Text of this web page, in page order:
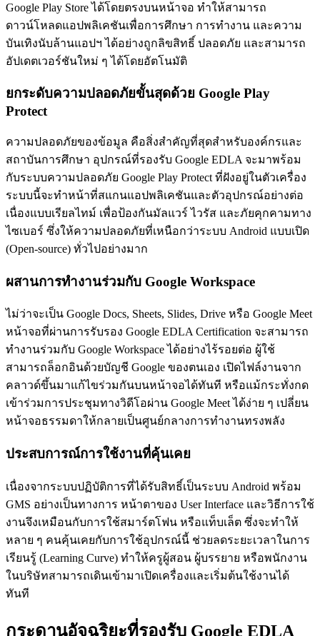
Google Play Store ได้โดยตรงบนหน้าจอ ทำให้สามารถ
ดาวน์โหลดแอปพลิเคชันเพื่อการศึกษา การทำงาน และความ
บันเทิงนับล้านแอปฯ ได้อย่างถูกลิขสิทธิ์ ปลอดภัย และสามารถ
อัปเดตเวอร์ชันใหม่ ๆ ได้โดยอัตโนมัติ
ยกระดับความปลอดภัยขั้นสุดด้วย Google Play
Protect
ความปลอดภัยของข้อมูล คือสิ่งสำคัญที่สุดสำหรับองค์กรและ
สถาบันการศึกษา อุปกรณ์ที่รองรับ Google EDLA จะมาพร้อม
กับระบบความปลอดภัย Google Play Protect ที่ฝังอยู่ในตัวเครื่อง
ระบบนี้จะทำหน้าที่สแกนแอปพลิเคชันและตัวอุปกรณ์อย่างต่อ
เนื่องแบบเรียลไทม์ เพื่อป้องกันมัลแวร์ ไวรัส และภัยคุกคามทาง
ไซเบอร์ ซึ่งให้ความปลอดภัยที่เหนือกว่าระบบ Android แบบเปิด
(Open-source) ทั่วไปอย่างมาก
ผสานการทำงานร่วมกับ Google Workspace
ไม่ว่าจะเป็น Google Docs, Sheets, Slides, Drive หรือ Google Meet
หน้าจอที่ผ่านการรับรอง Google EDLA Certification จะสามารถ
ทำงานร่วมกับ Google Workspace ได้อย่างไร้รอยต่อ ผู้ใช้
สามารถล็อกอินด้วยบัญชี Google ของตนเอง เปิดไฟล์งานจาก
คลาวด์ขึ้นมาแก้ไขร่วมกันบนหน้าจอได้ทันที หรือแม้กระทั่งกด
เข้าร่วมการประชุมทางวิดีโอผ่าน Google Meet ได้ง่าย ๆ เปลี่ยน
หน้าจอธรรมดาให้กลายเป็นศูนย์กลางการทำงานทรงพลัง
ประสบการณ์การใช้งานที่คุ้นเคย
เนื่องจากระบบปฏิบัติการที่ได้รับสิทธิ์เป็นระบบ Android พร้อม
GMS อย่างเป็นทางการ หน้าตาของ User Interface และวิธีการใช้
งานจึงเหมือนกับการใช้สมาร์ตโฟน หรือแท็บเล็ต ซึ่งจะทำให้
หลาย ๆ คนคุ้นเคยกับการใช้อุปกรณ์นี้ ช่วยลดระยะเวลาในการ
เรียนรู้ (Learning Curve) ทำให้ครูผู้สอน ผู้บรรยาย หรือพนักงาน
ในบริษัทสามารถเดินเข้ามาเปิดเครื่องและเริ่มต้นใช้งานได้
ทันที
กระดานอัจฉริยะที่รองรับ Google EDLA